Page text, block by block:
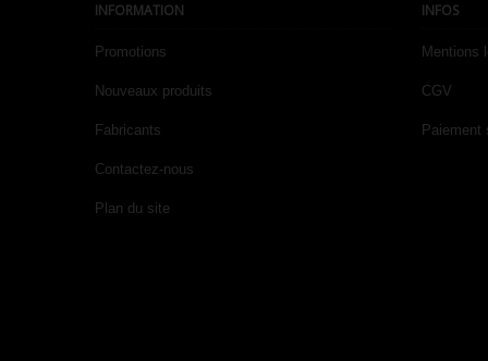
INFORMATION
Promotions
Nouveaux produits
Fabricants
Contactez-nous
Plan du site
INFOS
Mentions
CGV
Paiement